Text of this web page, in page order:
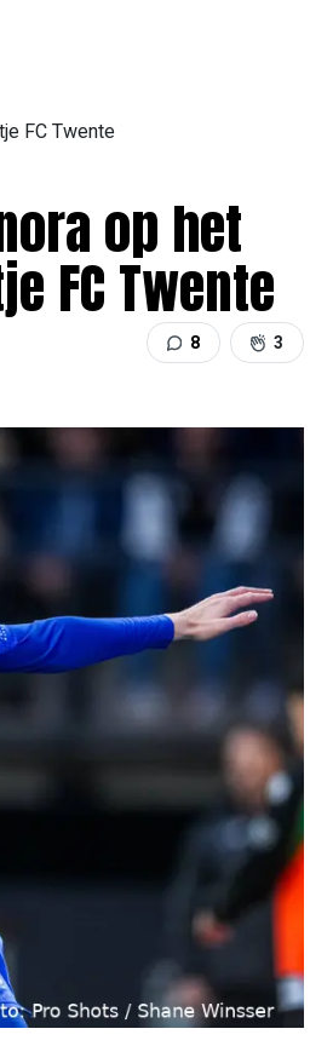
FC Twente
op het
FC Twente
8 3